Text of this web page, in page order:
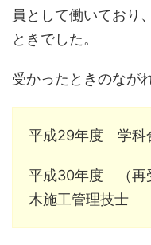
員として働いており
ときでした。
受かったときのなが
平成29年度 学科
平成30年度 （再
木施工管理技士